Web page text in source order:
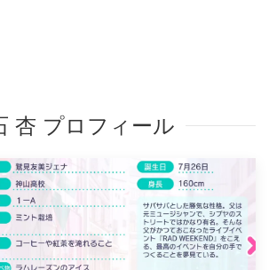
杏 プロフィール